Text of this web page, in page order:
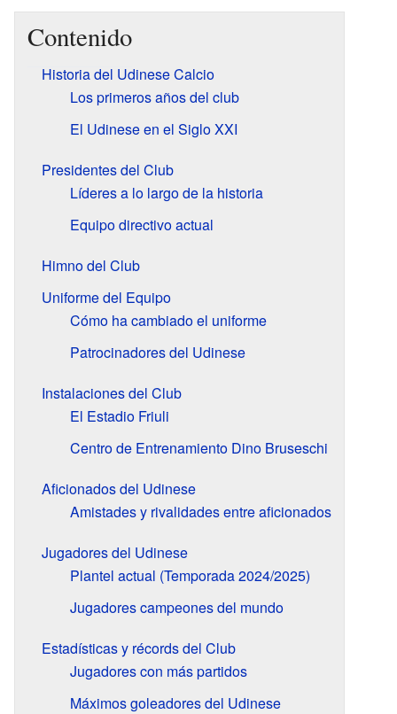
Contenido
Historia del Udinese Calcio
Los primeros años del club
El Udinese en el Siglo XXI
Presidentes del Club
Líderes a lo largo de la historia
Equipo directivo actual
Himno del Club
Uniforme del Equipo
Cómo ha cambiado el uniforme
Patrocinadores del Udinese
Instalaciones del Club
El Estadio Friuli
Centro de Entrenamiento Dino Bruseschi
Aficionados del Udinese
Amistades y rivalidades entre aficionados
Jugadores del Udinese
Plantel actual (Temporada 2024/2025)
Jugadores campeones del mundo
Estadísticas y récords del Club
Jugadores con más partidos
Máximos goleadores del Udinese